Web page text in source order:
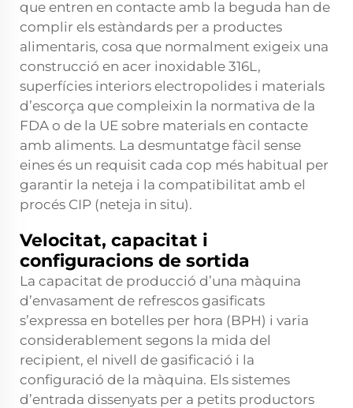
que entren en contacte amb la beguda han de
complir els estàndards per a productes
alimentaris, cosa que normalment exigeix una
construcció en acer inoxidable 316L,
superfícies interiors electropolides i materials
d’escorça que compleixin la normativa de la
FDA o de la UE sobre materials en contacte
amb aliments. La desmuntatge fàcil sense
eines és un requisit cada cop més habitual per
garantir la neteja i la compatibilitat amb el
procés CIP (neteja in situ).
Velocitat, capacitat i
configuracions de sortida
La capacitat de producció d’una màquina
d’envasament de refrescos gasificats
s’expressa en botelles per hora (BPH) i varia
considerablement segons la mida del
recipient, el nivell de gasificació i la
configuració de la màquina. Els sistemes
d’entrada dissenyats per a petits productors